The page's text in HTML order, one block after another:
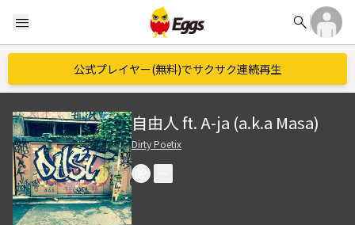
menu search
公式プレイヤー(無料)でサクサク連続再生
自由人 ft. A-ja (a.k.a Masa)
Dirty Poetix